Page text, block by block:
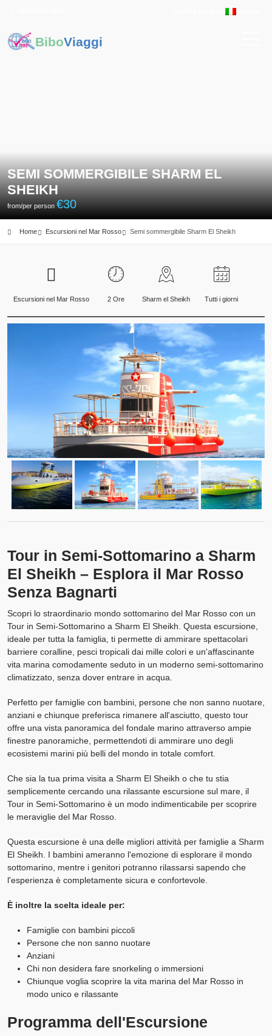
Italiano
BiboViaggi
SEMI SOMMERGIBILE SHARM EL
SHEIKH
from/per person €30
Home Escursioni nel Mar Rosso Semi sommergibile Sharm El Sheikh
Escursioni nel Mar Rosso 2 Ore Sharm el Sheikh Tutti i giorni
Tour in Semi-Sottomarino a Sharm
El Sheikh – Esplora il Mar Rosso
Senza Bagnarti
Scopri lo straordinario mondo sottomarino del Mar Rosso con un
Tour in Semi-Sottomarino a Sharm El Sheikh. Questa escursione,
ideale per tutta la famiglia, ti permette di ammirare spettacolari
barriere coralline, pesci tropicali dai mille colori e un'affascinante
vita marina comodamente seduto in un moderno semi-sottomarino
climatizzato, senza dover entrare in acqua.
Perfetto per famiglie con bambini, persone che non sanno nuotare,
anziani e chiunque preferisca rimanere all'asciutto, questo tour
offre una vista panoramica del fondale marino attraverso ampie
finestre panoramiche, permettendoti di ammirare uno degli
ecosistemi marini più belli del mondo in totale comfort.
Che sia la tua prima visita a Sharm El Sheikh o che tu stia
semplicemente cercando una rilassante escursione sul mare, il
Tour in Semi-Sottomarino è un modo indimenticabile per scoprire
le meraviglie del Mar Rosso.
Questa escursione è una delle migliori attività per famiglie a Sharm
El Sheikh. I bambini ameranno l'emozione di esplorare il mondo
sottomarino, mentre i genitori potranno rilassarsi sapendo che
l'esperienza è completamente sicura e confortevole.
È inoltre la scelta ideale per:
Famiglie con bambini piccoli
Persone che non sanno nuotare
Anziani
Chi non desidera fare snorkeling o immersioni
Chiunque voglia scoprire la vita marina del Mar Rosso in
modo unico e rilassante
Programma dell'Escursione